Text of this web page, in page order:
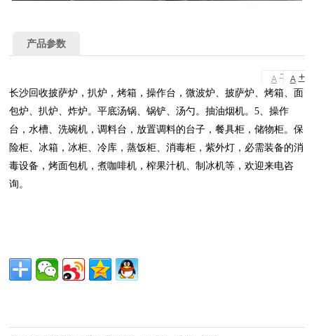
产品参数
A - A +
长沙回收披萨炉，扒炉，烤箱，操作台，微波炉、披萨炉、烤箱、面
包炉、扒炉、炸炉。平底汤锅、锅铲、汤勺。抽油烟机。5、操作
台，水槽、洗碗机，调料台，放置调料的台子，餐具柜，储物柜。保
险柜、冰箱，冰柜、冷库，蒸饭柜、消毒柜，紫外灯，必需装备的消
毒设备，烤面包机，煮咖啡机，榨果汁机、制冰机等，欢迎来电咨
询。